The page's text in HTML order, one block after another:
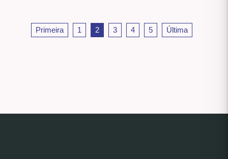
Primeira 1 2 3 4 5 Última